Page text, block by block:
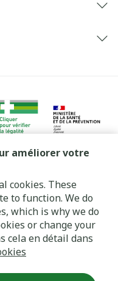
améliorer votre
cookies. These
to function. We do
which is why we do
or change your
cela en détail dans